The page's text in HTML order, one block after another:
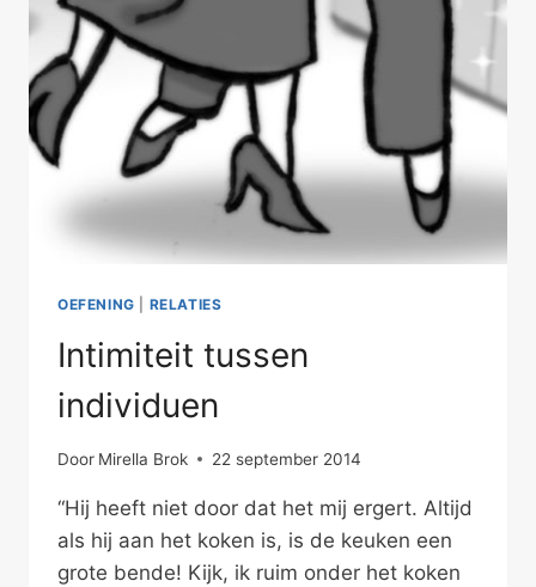
OEFENING RELATIES
Intimiteit tussen
individuen
Door Mirella Brok 22 september 2014
“Hij heeft niet door dat het mij ergert. Altijd
als hij aan het koken is, is de keuken een
grote bende! Kijk, ik ruim onder het koken